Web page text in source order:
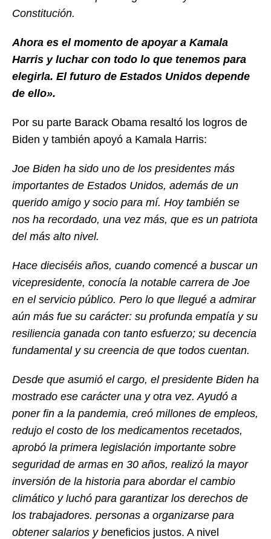
Constitución.
Ahora es el momento de apoyar a Kamala
Harris y luchar con todo lo que tenemos para
elegirla. El futuro de Estados Unidos depende
de ello».
Por su parte Barack Obama resaltó los logros de
Biden y también apoyó a Kamala Harris:
Joe Biden ha sido uno de los presidentes más
importantes de Estados Unidos, además de un
querido amigo y socio para mí. Hoy también se
nos ha recordado, una vez más, que es un patriota
del más alto nivel.
Hace dieciséis años, cuando comencé a buscar un
vicepresidente, conocía la notable carrera de Joe
en el servicio público. Pero lo que llegué a admirar
aún más fue su carácter: su profunda empatía y su
resiliencia ganada con tanto esfuerzo; su decencia
fundamental y su creencia de que todos cuentan.
Desde que asumió el cargo, el presidente Biden ha
mostrado ese carácter una y otra vez. Ayudó a
poner fin a la pandemia, creó millones de empleos,
redujo el costo de los medicamentos recetados,
aprobó la primera legislación importante sobre
seguridad de armas en 30 años, realizó la mayor
inversión de la historia para abordar el cambio
climático y luchó para garantizar los derechos de
los trabajadores. personas a organizarse para
obtener salarios y beneficios justos. A nivel